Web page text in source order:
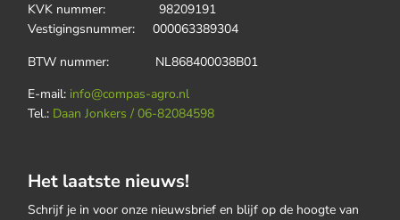
KVK nummer: 98209191
Vestigingsnummer: 000063389304
BTW nummer: NL868400038B01
E-mail: info@compas-agro.nl
Tel.: Daan Jonkers / 06-82084598
Het laatste nieuws!
Schrijf je in voor onze nieuwsbrief en blijf op de hoogte van